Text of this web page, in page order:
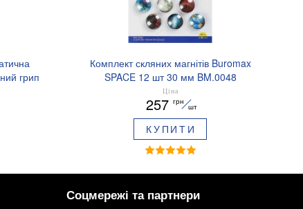
грип
02
Комплект скляних магнітів Buromax
SPACE 12 шт 30 мм BM.0048
Ціна
257 грн
шт
КУПИТИ
Соцмережі та партнери